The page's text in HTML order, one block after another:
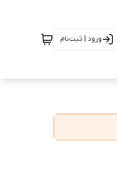
ورود | ثبت‌نام